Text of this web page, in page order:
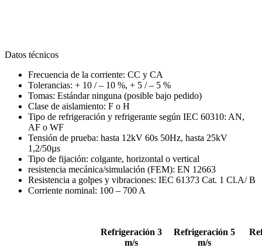
Datos técnicos
Frecuencia de la corriente: CC y CA
Tolerancias: + 10 / – 10 %, + 5 / – 5 %
Tomas: Estándar ninguna (posible bajo pedido)
Clase de aislamiento: F o H
Tipo de refrigeración y refrigerante según IEC 60310: AN,
AF o WF
Tensión de prueba: hasta 12kV 60s 50Hz, hasta 25kV
1,2/50µs
Tipo de fijación: colgante, horizontal o vertical
resistencia mecánica/simulación (FEM): EN 12663
Resistencia a golpes y vibraciones: IEC 61373 Cat. 1 Cl.A/ B
Corriente nominal: 100 – 700 A
Refrigeración 3
m/s
Refrigeración 5
m/s